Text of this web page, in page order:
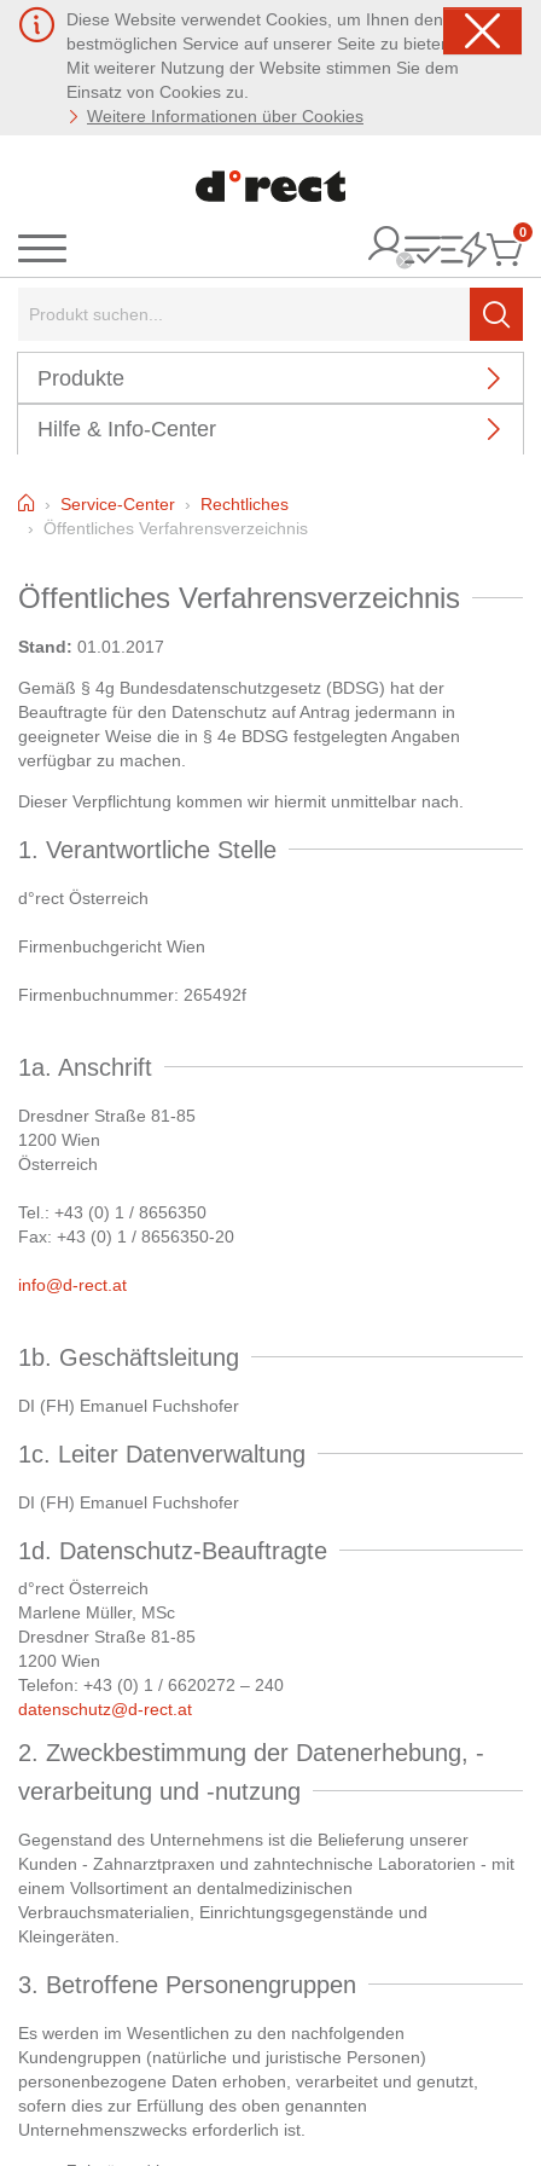
Diese Website verwendet Cookies, um Ihnen den
bestmöglichen Service auf unserer Seite zu bieten.
Mit weiterer Nutzung der Website stimmen Sie dem
Einsatz von Cookies zu.
Weitere Informationen über Cookies
Menü
0
Produkte
Hilfe & Info-Center
HomeService-Center
Rechtliches
Öffentliches Verfahrensverzeichnis
Öffentliches Verfahrensverzeichnis
Stand: 01.01.2017
Gemäß § 4g Bundesdatenschutzgesetz (BDSG) hat der
Beauftragte für den Datenschutz auf Antrag jedermann in
geeigneter Weise die in § 4e BDSG festgelegten Angaben
verfügbar zu machen.
Dieser Verpflichtung kommen wir hiermit unmittelbar nach.
1. Verantwortliche Stelle
d°rect Österreich
Firmenbuchgericht Wien
Firmenbuchnummer: 265492f
1a. Anschrift
Dresdner Straße 81-85
1200 Wien
Österreich
Tel.: +43 (0) 1 / 8656350
Fax: +43 (0) 1 / 8656350-20
info@d-rect.at
1b. Geschäftsleitung
DI (FH) Emanuel Fuchshofer
1c. Leiter Datenverwaltung
DI (FH) Emanuel Fuchshofer
1d. Datenschutz-Beauftragte
d°rect Österreich
Marlene Müller, MSc
Dresdner Straße 81-85
1200 Wien
Telefon: +43 (0) 1 / 6620272 – 240
datenschutz@d-rect.at
2. Zweckbestimmung der Datenerhebung, -
verarbeitung und -nutzung
Gegenstand des Unternehmens ist die Belieferung unserer
Kunden - Zahnarztpraxen und zahntechnische Laboratorien - mit
einem Vollsortiment an dentalmedizinischen
Verbrauchsmaterialien, Einrichtungsgegenstände und
Kleingeräten.
3. Betroffene Personengruppen
Es werden im Wesentlichen zu den nachfolgenden
Kundengruppen (natürliche und juristische Personen)
personenbezogene Daten erhoben, verarbeitet und genutzt,
sofern dies zur Erfüllung des oben genannten
Unternehmenszwecks erforderlich ist.